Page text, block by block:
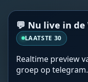
💬 Nu live in
LAATSTE 30
Realtime preview
groep op telegram.
WS Wakkeren